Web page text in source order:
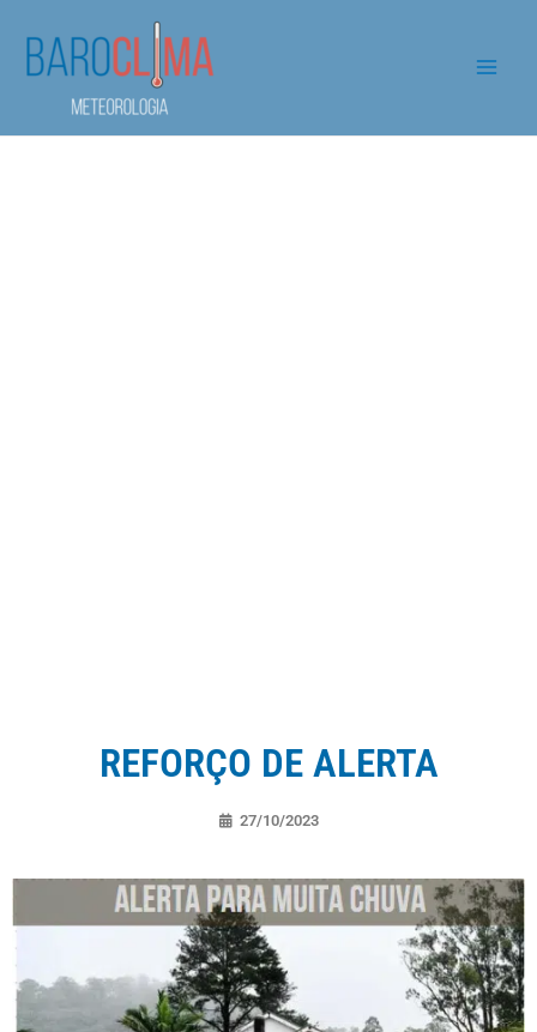
REFORÇO DE ALERTA
27/10/2023